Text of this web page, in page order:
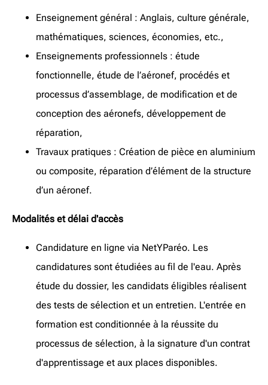
Enseignement général : Anglais, culture générale,
mathématiques, sciences, économies, etc.,
Enseignements professionnels : étude
fonctionnelle, étude de l’aéronef, procédés et
processus d’assemblage, de modification et de
conception des aéronefs, développement de
réparation,
Travaux pratiques : Création de pièce en aluminium
ou composite, réparation d’élément de la structure
d’un aéronef.
Modalités et délai d'accès
Candidature en ligne via NetYParéo. Les
candidatures sont étudiées au fil de l'eau. Après
étude du dossier, les candidats éligibles réalisent
des tests de sélection et un entretien. L'entrée en
formation est conditionnée à la réussite du
processus de sélection, à la signature d'un contrat
d'apprentissage et aux places disponibles.